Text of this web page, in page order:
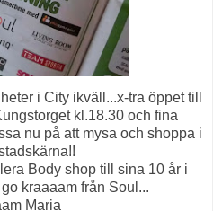
i City ikväll...x-tra öppet till
kl.18.30 och fina
nu på att mysa och shoppa i
Body shop till sina 10 år i
kraaaam från Soul...
Maria